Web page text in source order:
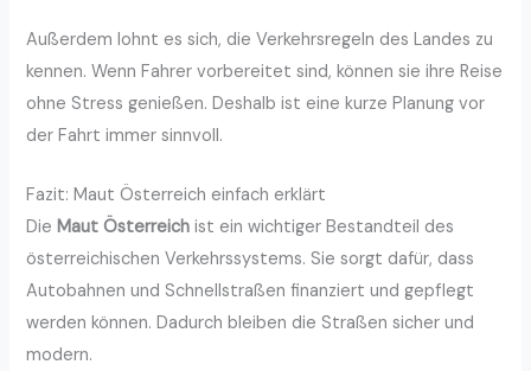
Außerdem lohnt es sich, die Verkehrsregeln des Landes zu
kennen. Wenn Fahrer vorbereitet sind, können sie ihre Reise
ohne Stress genießen. Deshalb ist eine kurze Planung vor
der Fahrt immer sinnvoll.
Fazit: Maut Österreich einfach erklärt
DieMaut Österreich ist ein wichtiger Bestandteil des
österreichischen Verkehrssystems. Sie sorgt dafür, dass
Autobahnen und Schnellstraßen finanziert und gepflegt
werden können. Dadurch bleiben die Straßen sicher und
modern.